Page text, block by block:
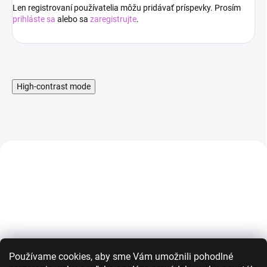
Používame cookies, aby sme Vám umožnili pohodlné
Len registrovaní používatelia môžu pridávať príspevky. Prosím
prihláste sa alebo sa zaregistrujte.
High-contrast mode